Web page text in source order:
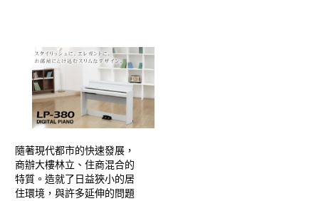
隨著現代都市的快速發展，
商辦大樓林立、住商混合的
特質。造就了日益狹小的居
住環境，與許多延伸的問題